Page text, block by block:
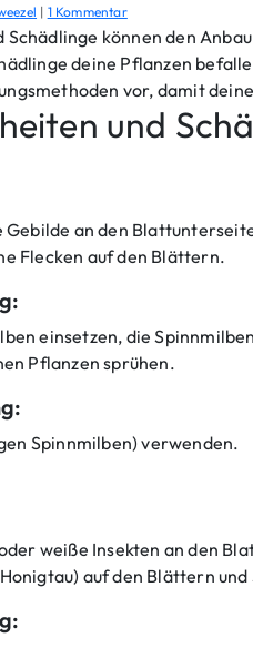
| 1 Kommentar
K
r
a
k
e
u
c
h
i
m
a
Schädlinge können den
deine Pflanzen
vor, damit
und
an den
Flecken auf den Blättern.
einsetzen, die
Pflanzen sprühen.
Spinnmilben) verwenden.
weiße Insekten an den
auf den Blättern und